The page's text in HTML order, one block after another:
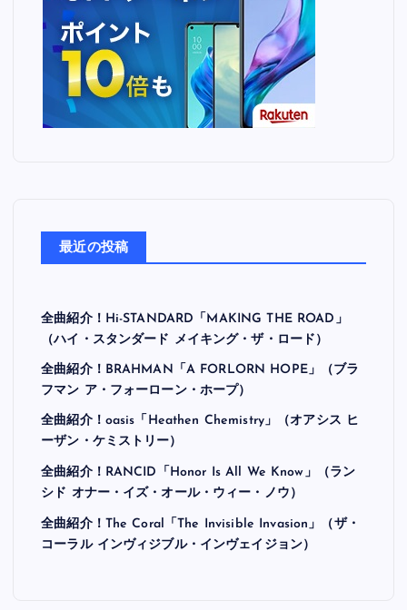
最近の投稿
全曲紹介！Hi-STANDARD「MAKING THE ROAD」
（ハイ・スタンダード メイキング・ザ・ロード）
全曲紹介！BRAHMAN「A FORLORN HOPE」（ブラ
フマン ア・フォーローン・ホープ）
全曲紹介！oasis「Heathen Chemistry」（オアシス ヒ
ーザン・ケミストリー）
全曲紹介！RANCID「Honor Is All We Know」（ラン
シド オナー・イズ・オール・ウィー・ノウ）
全曲紹介！The Coral「The Invisible Invasion」（ザ・
コーラル インヴィジブル・インヴェイジョン）